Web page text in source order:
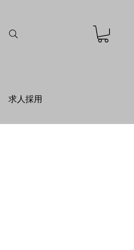
求人採用